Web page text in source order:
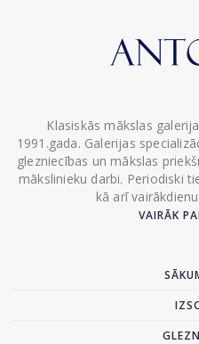
Klasiskās mākslas
1991.gada. Galerijas
glezniecības un mākslas
mākslinieku darbi. Periodiski
kā arī
VAIRĀK